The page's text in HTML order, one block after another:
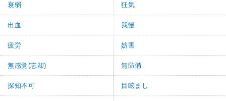
衰弱 狂気
出血 我慢
疲労 妨害
無感覚(忘却) 無防備
探知不可 目眩まし